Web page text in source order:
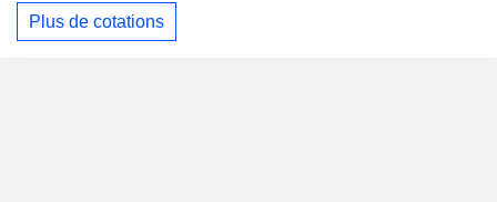
Plus de cotations